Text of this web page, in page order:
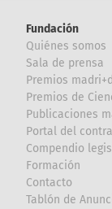
Fundación
Quiénes somos
Sala de prensa
Premios madri+d
Premios de
Publicaciones
Portal del
Compendio
Formación
Contacto
Tablón de